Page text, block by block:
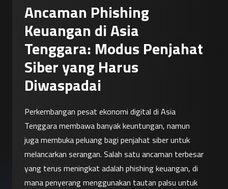
Ancaman Phishing
Keuangan di Asia
Tenggara: Modus Penjahat
Siber yang Harus
Diwaspadai
Perkembangan pesat ekonomi digital di Asia
Tenggara membawa banyak keuntungan, namun
juga membuka peluang bagi penjahat siber untuk
melancarkan serangan. Salah satu ancaman terbesar
yang terus meningkat adalah phishing keuangan, di
mana penyerang menggunakan tautan palsu untuk